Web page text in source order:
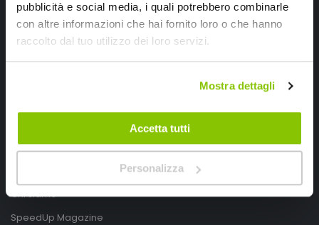
pubblicità e social media, i quali potrebbero combinarle
con altre informazioni che hai fornito loro o che hanno
raccolto dal tuo utilizzo dei loro servizi.
Mostra dettagli
Accetta tutti
Personalizza
SpeedUp.it
Speedup.it by Trio Group
Chi siamo
SpeedUp Magazine